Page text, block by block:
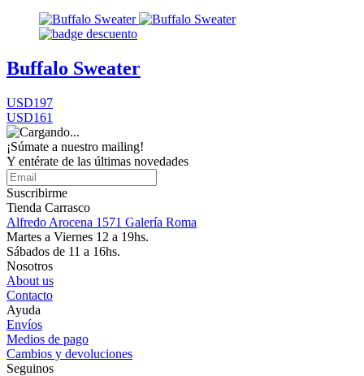
Buffalo Sweater
USD197
USD161
¡Súmate a nuestro mailing!
Y entérate de las últimas novedades
Suscribirme
Tienda Carrasco
Alfredo Arocena 1571 Galería Roma
Martes a Viernes 12 a 19hs.
Sábados de 11 a 16hs.
Nosotros
About us
Contacto
Ayuda
Envíos
Medios de pago
Cambios y devoluciones
Seguinos